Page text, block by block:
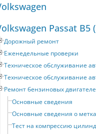
Дорожный ремонт
Еженедельные проверки
Техническое обслуживание
Техническое обслуживание
Ремонт бензиновых
Основные сведения
Тест на компрессию